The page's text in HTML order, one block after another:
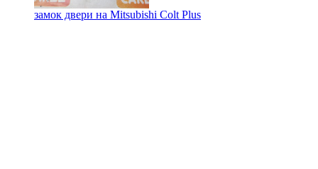
замок двери на Mitsubishi Colt Plus